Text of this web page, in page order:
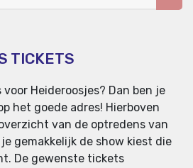
TICKETS
Heideroosjes? Dan ben je
het goede adres! Hierboven
van de optredens van
gemakkelijk de show kiest die
De gewenste tickets